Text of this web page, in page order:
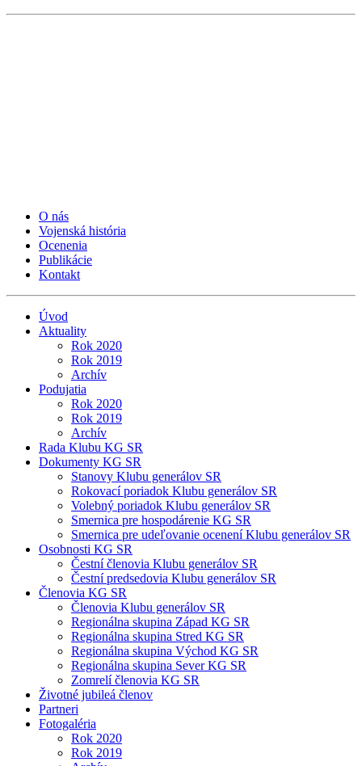
O nás
Vojenská história
Ocenenia
Publikácie
Kontakt
Úvod
Aktuality
Rok 2020
Rok 2019
Archív
Podujatia
Rok 2020
Rok 2019
Archív
Rada Klubu KG SR
Dokumenty KG SR
Stanovy Klubu generálov SR
Rokovací poriadok Klubu generálov SR
Volebný poriadok Klubu generálov SR
Smernica pre hospodárenie KG SR
Smernica pre udeľovanie ocenení Klubu generálov SR
Osobnosti KG SR
Čestní členovia Klubu generálov SR
Čestní predsedovia Klubu generálov SR
Členovia KG SR
Členovia Klubu generálov SR
Regionálna skupina Západ KG SR
Regionálna skupina Stred KG SR
Regionálna skupina Východ KG SR
Regionálna skupina Sever KG SR
Zomrelí členovia KG SR
Životné jubileá členov
Partneri
Fotogaléria
Rok 2020
Rok 2019